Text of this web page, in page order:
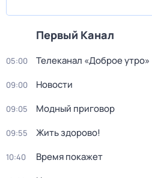
Первый Канал
05:00 Телеканал «Доброе утро»
09:00 Новости
09:05 Модный приговор
09:55 Жить здорово!
10:40 Время покажет